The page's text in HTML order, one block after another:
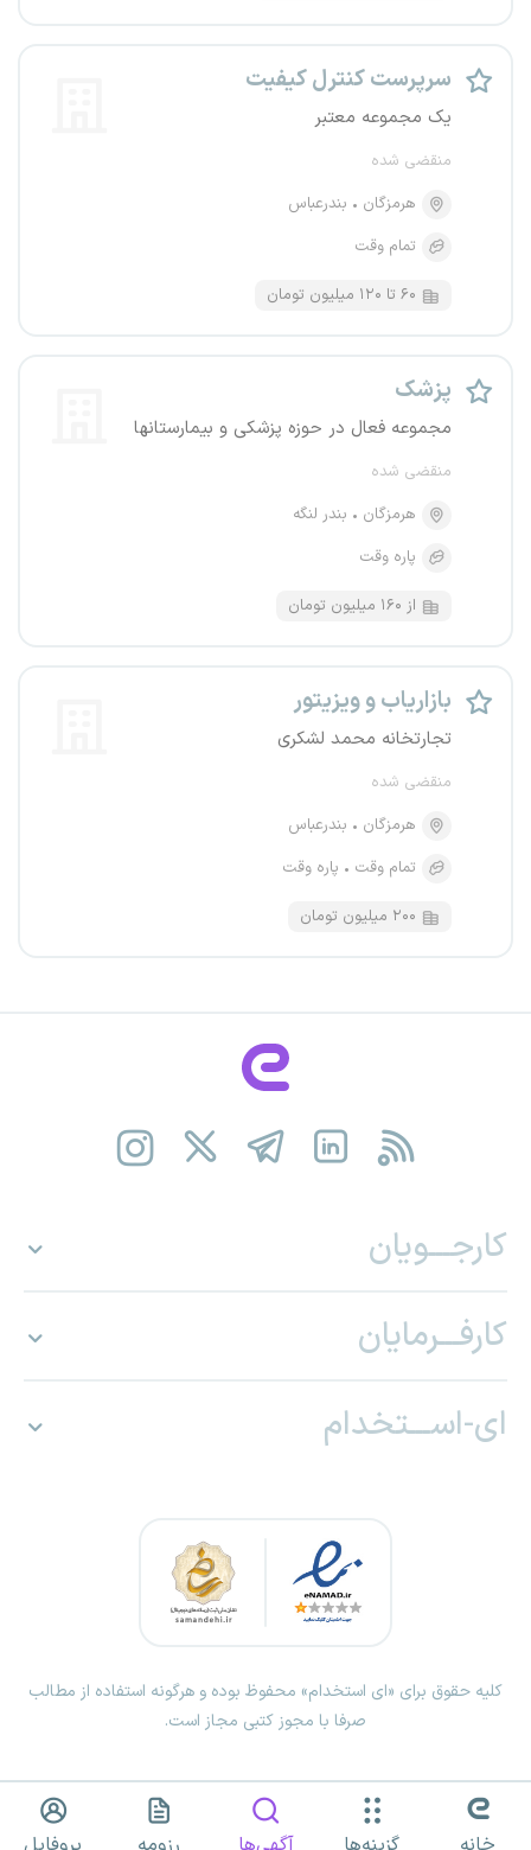
سرپرست کنترل کیفیت
یک مجموعه معتبر
منقضی شده
هرمزگان
بندرعباس
تمام وقت
۶۰ تا ۱۲۰ میلیون تومان
پزشک
مجموعه فعال در حوزه پزشکی و بیمارستانها
منقضی شده
هرمزگان
بندر لنگه
پاره وقت
از ۱۶۰ میلیون تومان
بازاریاب و ویزیتور
تجارتخانه محمد لشکری
منقضی شده
هرمزگان
بندرعباس
تمام وقت
پاره وقت
۲۰۰ میلیون تومان
کارجـــویان
کارفـــرمایان
ای-اســـتخدام
کلیه حقوق برای «ای استخدام» محفوظ بوده و هرگونه استفاده از مطالب
صرفا با مجوز کتبی مجاز است.